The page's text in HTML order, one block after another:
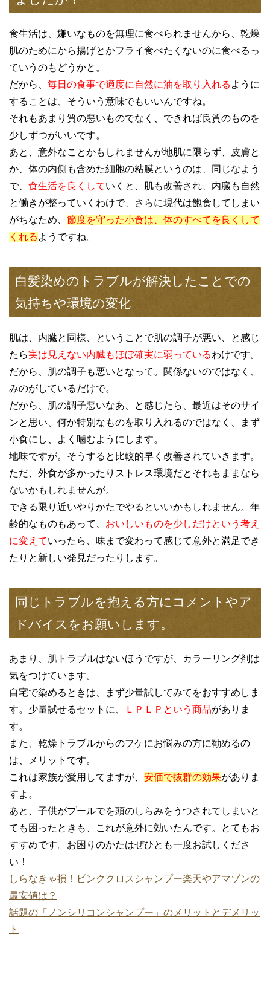
食生活は、嫌いなものを無理に食べられませんから、乾燥
肌のためにから揚げとかフライ食べたくないのに食べるっ
ていうのもどうかと。
だから、 毎日の食事で適度に自然に油を取り入れる ように
することは、そういう意味でもいいんですね。
それもあまり質の悪いものでなく、できれば良質のものを
少しずつがいいです。
あと、意外なことかもしれませんが地肌に限らず、皮膚と
か、体の内側も含めた細胞の粘膜というのは、同じなよう
で、 食生活を良くしていくと、肌も改善され、内臓も自然
と働きが整っていくわけで、さらに現代は飽食してしまい
がちなため、 節度を守った小食は、体のすべてを良くして
くれる ようですね。
白髪染めのトラブルが解決したことでの
気持ちや環境の変化
肌は、内臓と同様、ということで肌の調子が悪い、と感じ
たら実は見えない内臓もほぼ確実に弱っているわけです。
だから、肌の調子も悪いとなって。関係ないのではなく、
みのがしているだけで。
だから、肌の調子悪いなあ、と感じたら、最近はそのサイ
ンと思い、何か特別なものを取り入れるのではなく、まず
小食にし、よく噛むようにします。
地味ですが。そうすると比較的早く改善されていきます。
ただ、外食が多かったりストレス環境だとそれもままなら
ないかもしれませんが。
できる限り近いやりかたでやるといいかもしれません。年
齢的なものもあって、 おいしいものを少しだけという考え
に変えていったら、味まで変わって感じて意外と満足でき
たりと新しい発見だったりします。
同じトラブルを抱える方にコメントやア
ドバイスをお願いします。
あまり、肌トラブルはないほうですが、カラーリング剤は
気をつけています。
自宅で染めるときは、まず少量試してみてをおすすめしま
す。少量試せるセットに、
ＬＰＬＰという商品がありま
す。
また、乾燥トラブルからのフケにお悩みの方に勧めるの
は、メリットです。
これは家族が愛用してますが、 安価で抜群の効果がありま
すよ。
あと、子供がプールでを頭のしらみをうつされてしまいと
ても困ったときも、これが意外に効いたんです。とてもお
すすめです。お困りのかたはぜひとも一度お試しくださ
い！
しらなきゃ損！ピンククロスシャンプー楽天やアマゾンの
最安値は？
話題の「ノンシリコンシャンプー」のメリットとデメリッ
ト